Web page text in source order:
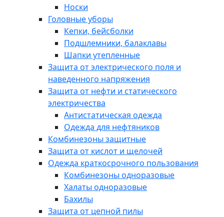
Носки
Головные уборы
Кепки, бейсболки
Подшлемники, балаклавы
Шапки утепленные
Защита от электрического поля и
наведенного напряжения
Защита от нефти и статического
электричества
Антистатическая одежда
Одежда для нефтяников
Комбинезоны защитные
Защита от кислот и щелочей
Одежда краткосрочного пользования
Комбинезоны одноразовые
Халаты одноразовые
Бахилы
Защита от цепной пилы